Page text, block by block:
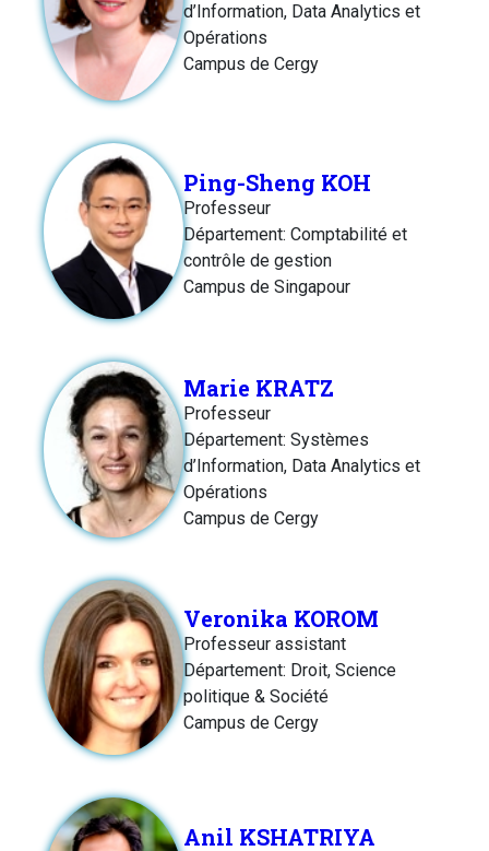
d’Information, Data Analytics et
Opérations
Campus de Cergy
Ping-Sheng KOH
Professeur
Département: Comptabilité et
contrôle de gestion
Campus de Singapour
Marie KRATZ
Professeur
Département: Systèmes
d’Information, Data Analytics et
Opérations
Campus de Cergy
Veronika KOROM
Professeur assistant
Département: Droit, Science
politique & Société
Campus de Cergy
Anil KSHATRIYA